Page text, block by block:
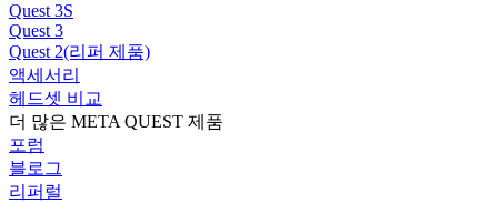
Quest 3S
Quest 3
Quest 2(리퍼 제품)
액세서리
헤드셋 비교
더 많은 META QUEST 제품
포럼
블로그
리퍼럴